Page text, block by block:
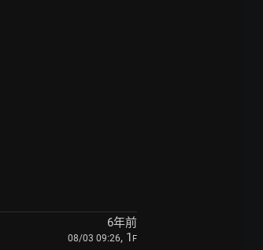
6年前
08/03 09:26, 1 F